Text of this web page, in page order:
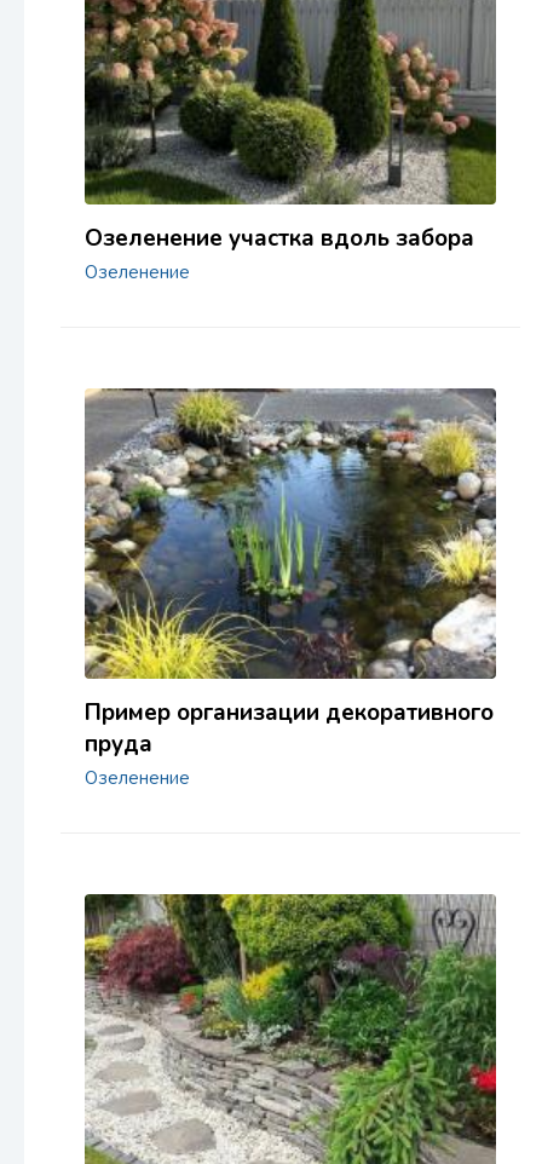
Озеленение участка вдоль забора
Озеленение
Пример организации декоративного
пруда
Озеленение